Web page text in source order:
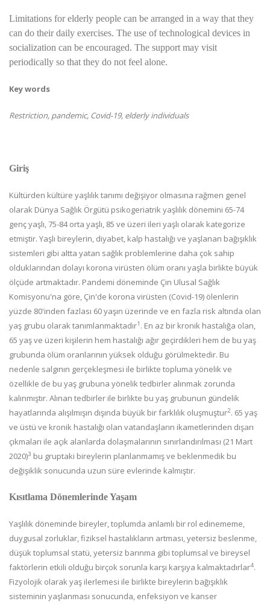
Limitations for elderly people can be arranged in a way that they
can do their daily exercises. The use of technological devices in
socialization can be encouraged. The support may visit
periodically so that they do not feel alone.
Key words
Restriction, pandemic, Covid-19, elderly individuals
Giriş
Kültürden kültüre yaşlılık tanımı değişiyor olmasına rağmen genel
olarak Dünya Sağlık Örgütü psikogeriatrik yaşlılık dönemini 65-74
genç yaşlı, 75-84 orta yaşlı, 85 ve üzeri ileri yaşlı olarak kategorize
etmiştir. Yaşlı bireylerin, diyabet, kalp hastalığı ve yaşlanan bağışıklık
sistemleri gibi altta yatan sağlık problemlerine daha çok sahip
olduklarından dolayı korona virüsten ölüm oranı yaşla birlikte büyük
ölçüde artmaktadır. Pandemi döneminde Çin Ulusal Sağlık
Komisyonu'na göre, Çin'de korona virüsten (Covid-19) ölenlerin
yüzde 80'inden fazlası 60 yaşın üzerinde ve en fazla risk altında olan
yaş grubu olarak tanımlanmaktadır1 . En az bir kronik hastalığa olan,
65 yaş ve üzeri kişilerin hem hastalığı ağır geçirdikleri hem de bu yaş
grubunda ölüm oranlarının yüksek olduğu görülmektedir. Bu
nedenle salgının gerçekleşmesi ile birlikte topluma yönelik ve
özellikle de bu yaş grubuna yönelik tedbirler alınmak zorunda
kalınmıştır. Alınan tedbirler ile birlikte bu yaş grubunun gündelik
hayatlarında alışılmışın dışında büyük bir farklılık oluşmuştur2. 65 yaş
ve üstü ve kronik hastalığı olan vatandaşların ikametlerinden dışarı
çıkmaları ile açık alanlarda dolaşmalarının sınırlandırılması (21 Mart
2020)3 bu gruptaki bireylerin planlanmamış ve beklenmedik bu
değişiklik sonucunda uzun süre evlerinde kalmıştır.
Kısıtlama Dönemlerinde Yaşam
Yaşlılık döneminde bireyler, toplumda anlamlı bir rol edinememe,
duygusal zorluklar, fiziksel hastalıkların artması, yetersiz beslenme,
düşük toplumsal statü, yetersiz barınma gibi toplumsal ve bireysel
faktörlerin etkili olduğu birçok sorunla karşı karşıya kalmaktadırlar4.
Fizyolojik olarak yaş ilerlemesi ile birlikte bireylerin bağışıklık
sisteminin yaşlanması sonucunda, enfeksiyon ve kanser